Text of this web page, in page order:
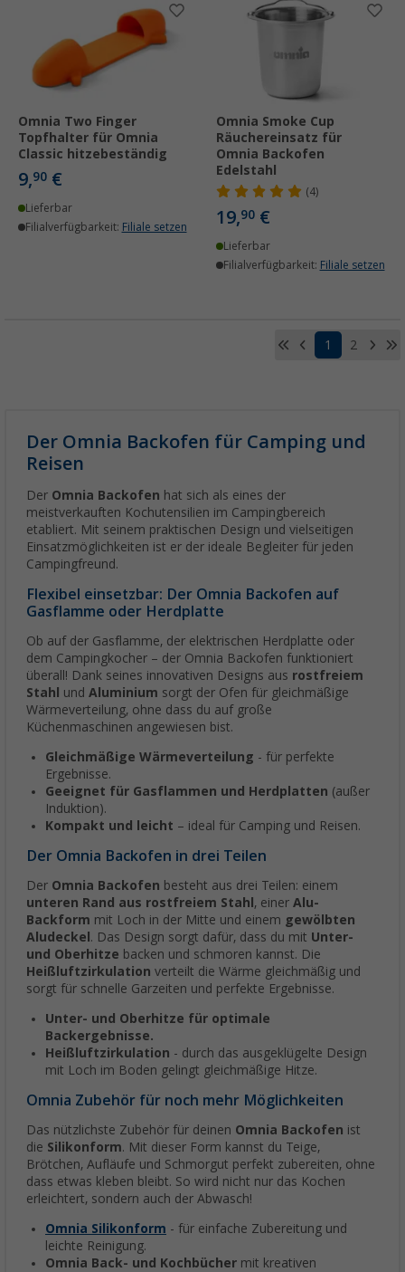
Omnia Two Finger
Topfhalter für Omnia
Classic hitzebeständig
9,90 €
Lieferbar
Filialverfügbarkeit: Filiale setzen
Omnia Smoke Cup
Räuchereinsatz für
Omnia Backofen
Edelstahl
(4)
19,90 €
Lieferbar
Filialverfügbarkeit: Filiale setzen
1 2
Der Omnia Backofen für Camping und
Reisen
Der Omnia Backofen hat sich als eines der
meistverkauften Kochutensilien im Campingbereich
etabliert. Mit seinem praktischen Design und vielseitigen
Einsatzmöglichkeiten ist er der ideale Begleiter für jeden
Campingfreund.
Flexibel einsetzbar: Der Omnia Backofen auf
Gasflamme oder Herdplatte
Ob auf der Gasflamme, der elektrischen Herdplatte oder
dem Campingkocher – der Omnia Backofen funktioniert
überall! Dank seines innovativen Designs aus rostfreiem
Stahl
und Aluminium sorgt der Ofen für gleichmäßige
Wärmeverteilung, ohne dass du auf große
Küchenmaschinen angewiesen bist.
Gleichmäßige Wärmeverteilung - für perfekte
Ergebnisse.
Geeignet für Gasflammen und Herdplatten (außer
Induktion).
Kompakt und leicht – ideal für Camping und Reisen.
Der Omnia Backofen in drei Teilen
Der Omnia Backofen besteht aus drei Teilen: einem
unteren Rand aus rostfreiem Stahl , einer Alu-
Backform mit Loch in der Mitte und einem gewölbten
Aludeckel . Das Design sorgt dafür, dass du mit Unter-
und Oberhitze backen und schmoren kannst. Die
Heißluftzirkulation verteilt die Wärme gleichmäßig und
sorgt für schnelle Garzeiten und perfekte Ergebnisse.
Unter- und Oberhitze für optimale
Backergebnisse.
Heißluftzirkulation - durch das ausgeklügelte Design
mit Loch im Boden gelingt gleichmäßige Hitze.
Omnia Zubehör für noch mehr Möglichkeiten
Das nützlichste Zubehör für deinen Omnia Backofen ist
die Silikonform. Mit dieser Form kannst du Teige,
Brötchen, Aufläufe und Schmorgut perfekt zubereiten, ohne
dass etwas kleben bleibt. So wird nicht nur das Kochen
erleichtert, sondern auch der Abwasch!
Omnia Silikonform - für einfache Zubereitung und
leichte Reinigung.
Omnia Back- und Kochbücher mit kreativen